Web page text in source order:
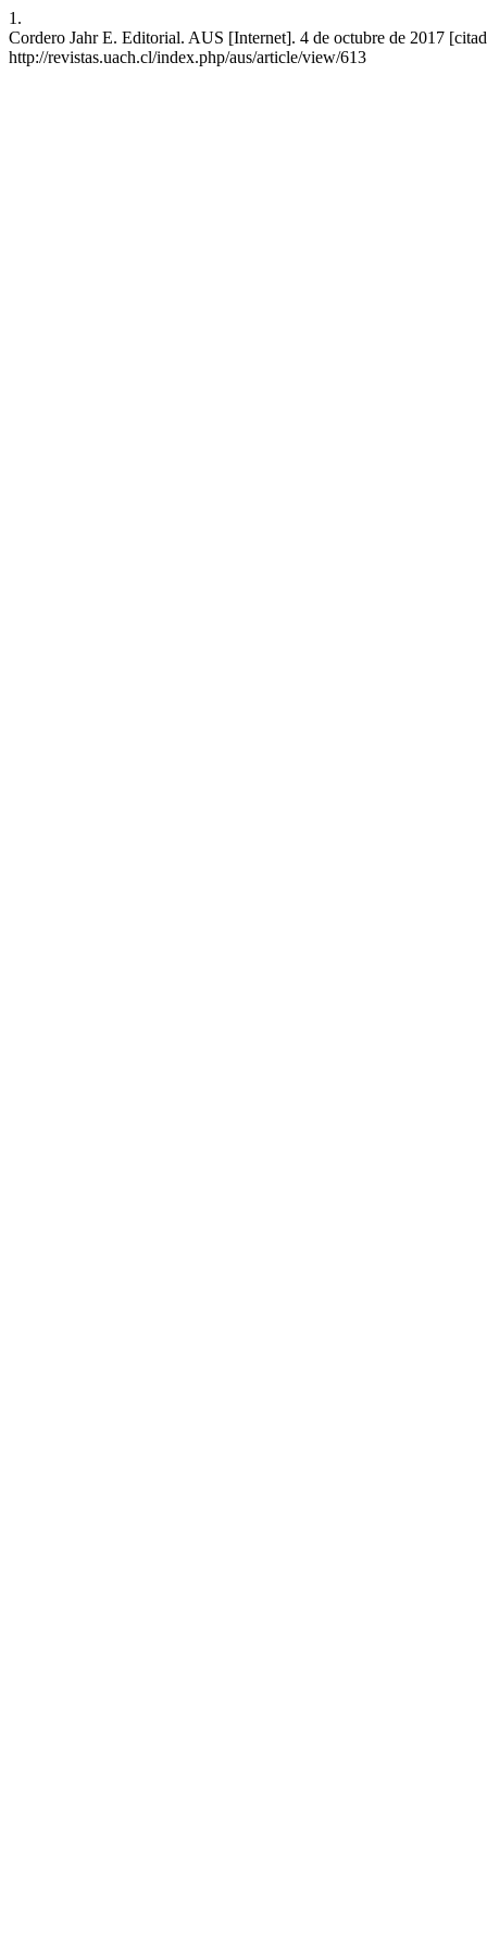
1.
Cordero Jahr E. Editorial. AUS [Internet]. 4 de octubre de 2017
http://revistas.uach.cl/index.php/aus/article/view/613